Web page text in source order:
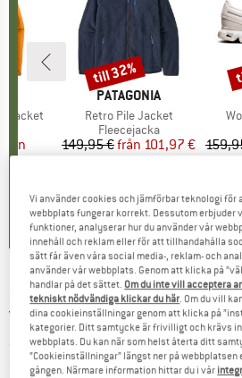
Jacket
pris
från
€
)
VARUMÄRKE
PATAGONIA
Produkter
Retro Pile Jacket
Produktgrupp
Fleecejacka
Pris
149,95 € Reducerat pris
från 101,97 €
4,6
(71
Rabatt
till 32%
BERGVERLAG ROTHER -
Vandringsguider
(0)
Vi använder cookies och jämförbar teknologi
webbplats fungerar korrekt. Dessutom erbjuder
funktioner, analyserar hur du använder vår
innehåll och reklam eller för att tillhandahålla
sätt får även våra social media-, reklam- och
använder vår webbplats. Genom att klicka på
handlar på det sättet. Om du inte vill acceptera
tekniskt nödvändiga klickar du här. Om du vill
dina cookieinställningar genom att klicka på
kategorier. Ditt samtycke är frivilligt och krävs
webbplats. Du kan när som helst återta ditt
”Cookieinställningar” längst ner på
gången. Närmare information hittar du i vår